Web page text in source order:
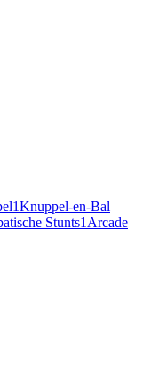
1Knuppel-en-Bal
Stunts1 Arcade